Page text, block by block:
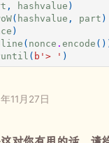
, hashvalue )
( hashvalue , part )
)
( nonce . encode
( b '> ' )
11月27日